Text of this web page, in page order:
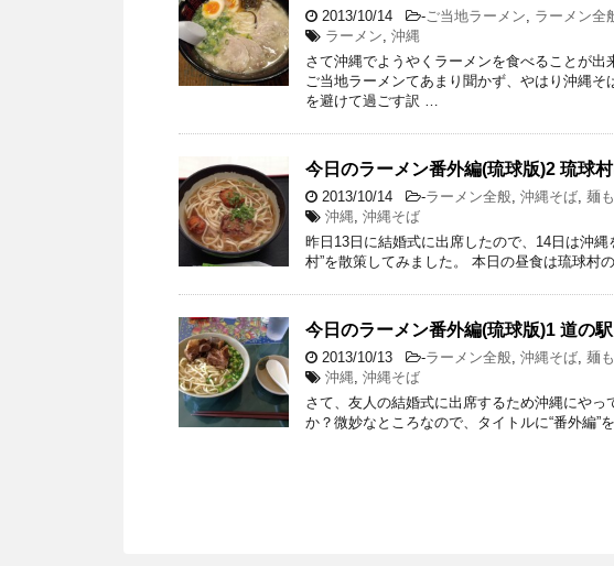
2013/10/14 -ご当地ラーメン, ラーメン全
ラーメン, 沖縄
さて沖縄でようやくラーメンを食べることが
ご当地ラーメンてあまり聞かず、やはり沖縄
を避けて過ごす訳 …
今日のラーメン番外編(琉球版)2 琉球
2013/10/14 -ラーメン全般, 沖縄そば, 麺
沖縄, 沖縄そば
昨日13日に結婚式に出席したので、14日は沖
村”を散策してみました。 本日の昼食は琉球村
今日のラーメン番外編(琉球版)1 道の
2013/10/13 -ラーメン全般, 沖縄そば, 麺
沖縄, 沖縄そば
さて、友人の結婚式に出席するため沖縄にや
か？微妙なところなので、タイトルに“番外編